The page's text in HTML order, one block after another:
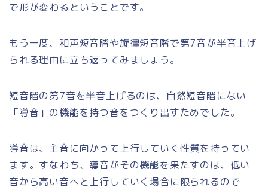
で形が変わるということです。
もう一度、和声短音階や旋律短音階で第7音が半音上げ
られる理由に立ち返ってみましょう。
短音階の第7音を半音上げるのは、自然短音階にない
「導音」の機能を持つ音をつくり出すためでした。
導音は、主音に向かって上行していく性質を持ってい
ます。すなわち、導音がその機能を果たすのは、低い
音から高い音へと上行していく場合に限られるので